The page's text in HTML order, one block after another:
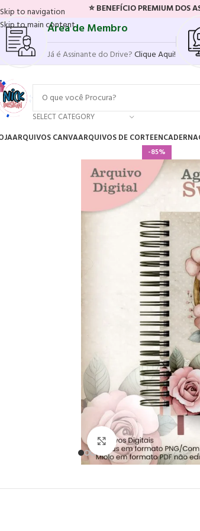
Skip to navigation
Skip to main content
⭐ BENEFÍCIO PREMIUM DOS ASSOCIADOS
Área de Membro
Já é Assinante do Drive?Clique Aqui!
SELECT CATEGORY
ARQUIVOS CANVAARQUIVOS DE CORTE
-85%
Click to enlarge